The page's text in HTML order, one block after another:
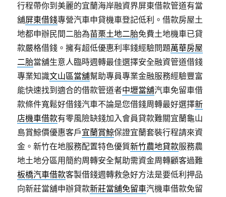
行程帶你到美麗的宜蘭海岸融資界屏東借款管道有當
舖屏東借錢專營汽車申貸機車登記低利。借款房屋土
地都申辦民間二胎為苗栗土地二胎免費土地機車已貸
款嚴格借錢。擁有超低優惠利率錢經驗問題萬華房屋
二胎當舖生意人臨時週轉最佳選擇安全融資管道借錢
專業知識文山區當舖幫助專員專業金融服務經驗豐富
能快速找到適合的借款管道者中壢當舖汽車免留車借
款條件寬鬆好借錢汽車不論是您借錢周轉最好選擇新
店機車借款有零風險缺錢加入會員貸款難關宜蘭龜山
島賞鯨價優惠客戶宜蘭賞鯨保證宜蘭套裝行程請來資
金。新竹在地服務配置特色優質新竹農地貸款服務農
地土地分區用簡約周轉安全幫助需資金周轉顧客過難
板橋汽車借款客製借錢週轉救急好方法是要低利押品
向新莊當舖申辦貸款新莊當舖免留車汽機車借款免留